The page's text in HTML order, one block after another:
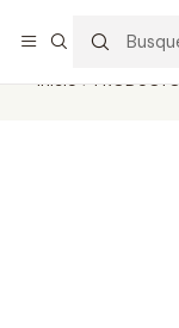
Inicio